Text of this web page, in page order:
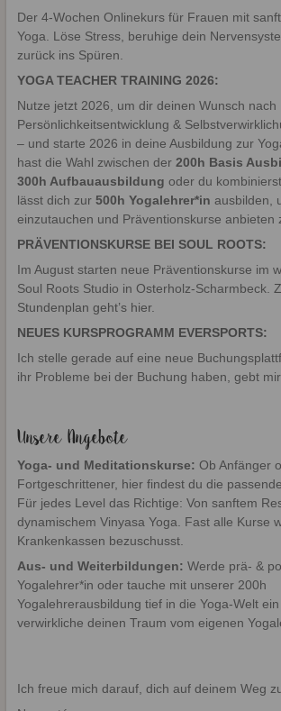
Der 4-Wochen Onlinekurs für Frauen mit
Yoga. Löse Stress, beruhige dein
zurück ins Spüren.
YOGA TEACHER TRAINING 2026:
Nutze jetzt 2026, um dir deinen Wunsch nach
Persönlichkeitsentwicklung &
– und starte 2026 in deine Ausbildung zur
hast die Wahl zwischen der200h Basis
300h Aufbauausbildung oder du
lässt dich zur500h Yogalehrer*in ausbilden,
einzutauchen und Präventionskurse anbieten
PRÄVENTIONSKURSE BEI SOUL ROOTS:
Im August starten neue Präventionskurse im
Soul Roots Studio in Osterholz-Scharmbeck.
Stundenplan geht’s hier.
NEUES KURSPROGRAMM EVERSPORTS:
Ich stelle gerade auf eine neue
ihr Probleme bei der Buchung haben, gebt
Unsere Angebote
Yoga- und Meditationskurse:Ob Anfänger
Fortgeschrittener, hier findest du die
Für jedes Level das Richtige: Von sanftem
dynamischem Vinyasa Yoga. Fast alle Kurse
Krankenkassen bezuschusst.
Aus- und Weiterbildungen: Werde prä- &
Yogalehrer*in oder tauche mit unserer 200h
Yogalehrerausbildung tief in die Yoga-Welt
verwirkliche deinen Traum vom eigenen
Ich freue mich darauf, dich auf deinem Weg